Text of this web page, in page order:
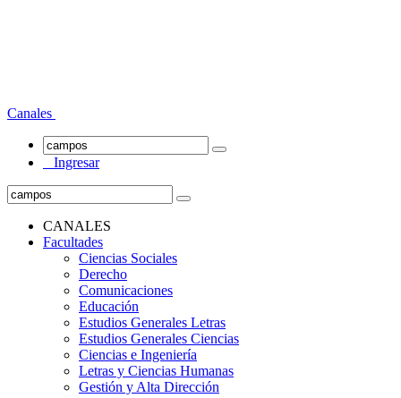
Canales
Ingresar
CANALES
Facultades
Ciencias Sociales
Derecho
Comunicaciones
Educación
Estudios Generales Letras
Estudios Generales Ciencias
Ciencias e Ingeniería
Letras y Ciencias Humanas
Gestión y Alta Dirección